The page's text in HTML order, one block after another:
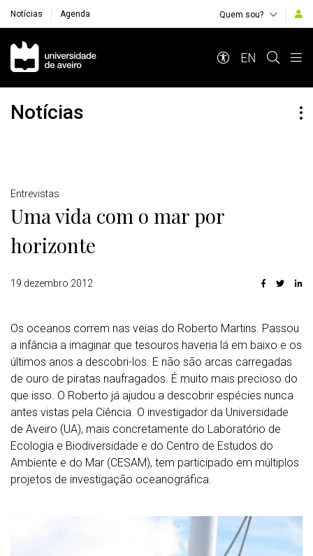
Notícias Agenda Quem sou?
Navegação Principal
EN
Notícias
Detalhes
Entrevistas
Uma vida com o mar por
horizonte
19 dezembro 2012
Os oceanos correm nas veias do Roberto Martins. Passou
a infância a imaginar que tesouros haveria lá em baixo e os
últimos anos a descobri-los. E não são arcas carregadas
de ouro de piratas naufragados. É muito mais precioso do
que isso. O Roberto já ajudou a descobrir espécies nunca
antes vistas pela Ciência. O investigador da Universidade
de Aveiro (UA), mais concretamente do Laboratório de
Ecologia e Biodiversidade e do Centro de Estudos do
Ambiente e do Mar (CESAM), tem participado em múltiplos
projetos de investigação oceanográfica.